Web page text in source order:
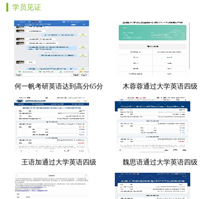
学员见证
何一帆考研英语达到高分65分 木蓉蓉通过大学英语四级
王语加通过大学英语四级 魏思语通过大学英语四级